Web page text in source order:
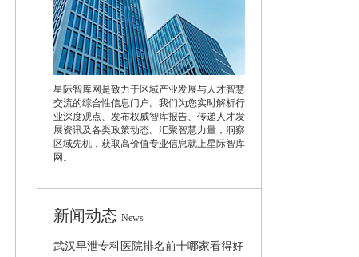
星际智库网是致力于区域产业发展与人才智慧
交流的综合性信息门户。我们为您实时解析行
业深度观点、发布权威智库报告、传递人才发
展资讯及各类政策动态。汇聚智慧力量，洞察
区域先机，获取高价值专业信息就上星际智库
网。
新闻动态 News
武汉早泄专科医院排名前十哪家看得好